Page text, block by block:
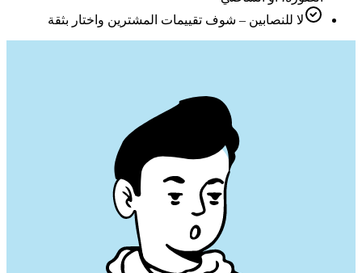
لا للنصابين – شوف تقييمات المشترين واختار بثقة